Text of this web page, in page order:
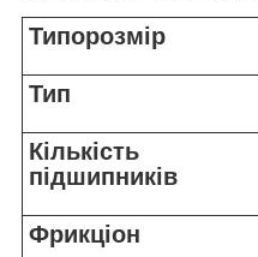
Типорозмір
Тип
Кількість
підшипників
Фрикціон